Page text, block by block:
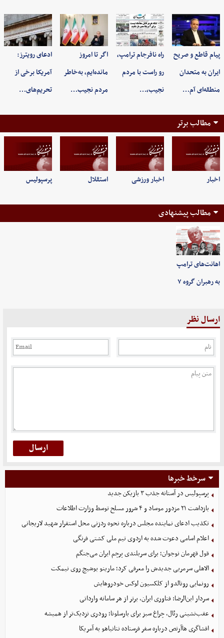
پیام قاطع و صریح
ایران به متحدان
منطقه‌ای آم…
راه نافرجام ترامپ،
رو راست با مردم
نجیب،…
اگر تا امروز
مانده‌ایم، به‌خاطر
مردم نجیب…
ادعای رویترز:
آمریکا برخی از
تحریم‌های…
مطالب برتر
اخبار اخبار ورزشی استقلال پرسپولیس
مطالب پیشنهادی
اهانت‌های ترامپ
به رهبران گروه ۷
ارسال نظر
سرخط خبرها
پرسپولیس در آستانه جذب ۳ بازیکن جدید
بازداشت ۲۱ مزدور موساد و ۴ شرور مسلح توسط وزارت اطلاعات
تکذیب ادعای نماینده مجلس درباره نحوه ردزنی محل استقرار شهید لاریجانی
اعلام اسامی دعوت شده به اردوی تیم ملی کشتی فرنگی
قول قهرمان نوجوان؛ برای سربلندی پرچم ایران می‌جنگم
الاهلی سرمربی جدیدش را معرفی کرد؛ مارینو بوشیچ روی نیمکت
رونمایی رونالدو از کلکسیون لوکس خودروهایش
سردار ابن‌الرضا: فناوری ایران، برتر از هر سامانه وارداتی
عقب‌نشینی رئال، چراغ سبز برای بارسلونا؛ رودری نزدیک‌تر از همیشه
افشاگری هاآرتص درباره سفر فرستاده نتانیاهو به آمریکا